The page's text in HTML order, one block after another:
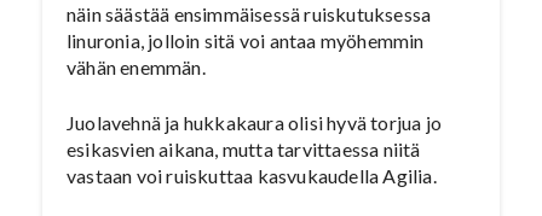
näin säästää ensimmäisessä ruiskutuksessa
linuronia, jolloin sitä voi antaa myöhemmin
vähän enemmän.
Juolavehnä ja hukkakaura olisi hyvä torjua jo
esikasvien aikana, mutta tarvittaessa niitä
vastaan voi ruiskuttaa kasvukaudella Agilia.